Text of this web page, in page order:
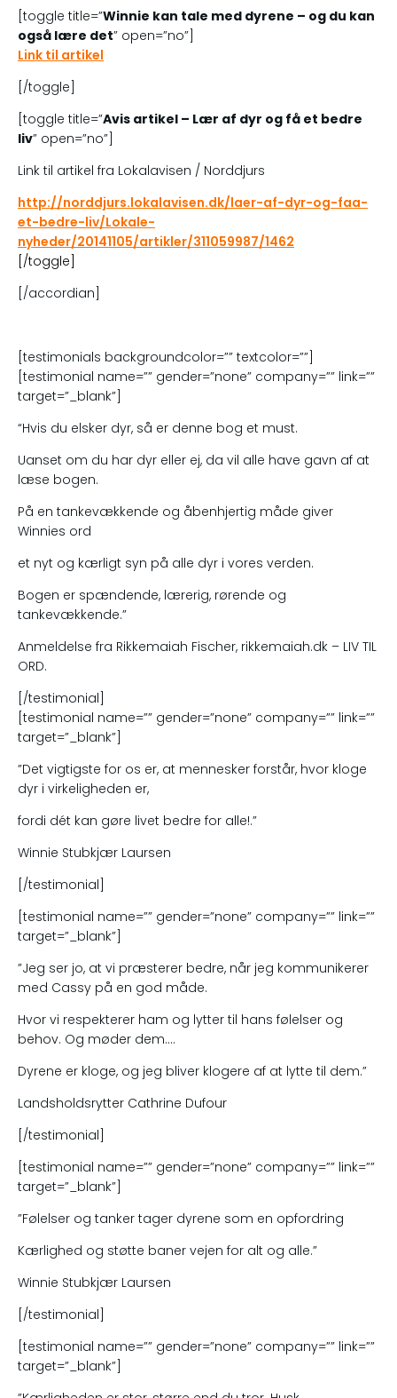
[toggle title=”Winnie kan tale med dyrene – og du kan
også lære det” open=”no”]
Link til artikel
[/toggle]
[toggle title=”Avis artikel – Lær af dyr og få et bedre
liv” open=”no”]
Link til artikel fra Lokalavisen / Norddjurs
http://norddjurs.lokalavisen.dk/laer-af-dyr-og-faa-
et-bedre-liv/Lokale-
nyheder/20141105/artikler/311059987/1462
[/toggle]
[/accordian]
[testimonials backgroundcolor=”” textcolor=””]
[testimonial name=”” gender=”none” company=”” link=””
target=”_blank”]
“Hvis du elsker dyr, så er denne bog et must.
Uanset om du har dyr eller ej, da vil alle have gavn af at
læse bogen.
På en tankevækkende og åbenhjertig måde giver
Winnies ord
et nyt og kærligt syn på alle dyr i vores verden.
Bogen er spændende, lærerig, rørende og
tankevækkende.”
Anmeldelse fra Rikkemaiah Fischer, rikkemaiah.dk – LIV TIL
ORD.
[/testimonial]
[testimonial name=”” gender=”none” company=”” link=””
target=”_blank”]
”Det vigtigste for os er, at mennesker forstår, hvor kloge
dyr i virkeligheden er,
fordi dét kan gøre livet bedre for alle!.”
Winnie Stubkjær Laursen
[/testimonial]
[testimonial name=”” gender=”none” company=”” link=””
target=”_blank”]
”Jeg ser jo, at vi præsterer bedre, når jeg kommunikerer
med Cassy på en god måde.
Hvor vi respekterer ham og lytter til hans følelser og
behov. Og møder dem….
Dyrene er kloge, og jeg bliver klogere af at lytte til dem.”
Landsholdsrytter Cathrine Dufour
[/testimonial]
[testimonial name=”” gender=”none” company=”” link=””
target=”_blank”]
”Følelser og tanker tager dyrene som en opfordring
Kærlighed og støtte baner vejen for alt og alle.”
Winnie Stubkjær Laursen
[/testimonial]
[testimonial name=”” gender=”none” company=”” link=””
target=”_blank”]